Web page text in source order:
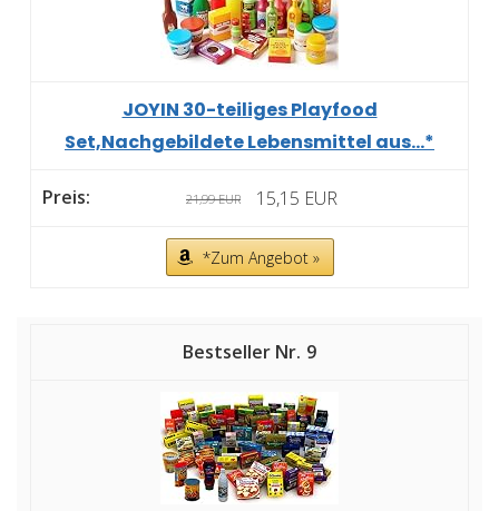
JOYIN 30-teiliges Playfood
Set,Nachgebildete Lebensmittel aus...*
21,99 EUR 15,15 EUR
*Zum Angebot »
9